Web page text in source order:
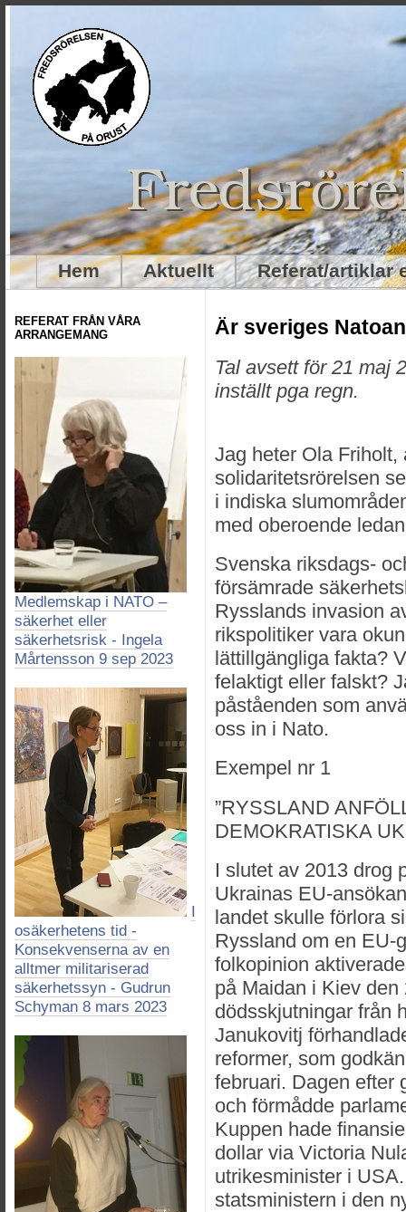
Hem Aktuellt Referat/
REFERAT FRÅN VÅRA
ARRANGEMANG
Medlemskap i NATO –
säkerhet eller
säkerhetsrisk - Ingela
Mårtensson 9 sep 2023
I
osäkerhetens tid -
Konsekvenserna av en
alltmer militariserad
säkerhetssyn - Gudrun
Schyman 8 mars 2023
Är sveriges
Tal avsett för 21 maj
inställt pga regn.
Jag heter Ola Friholt,
solidaritetsrörelsen
i indiska
med oberoende
Svenska riksdags-
försämrade
Rysslands invasion
rikspolitiker vara
lättillgängliga fakta?
felaktigt eller falskt?
påståenden som
oss in i Nato.
Exempel nr 1
”RYSSLAND
DEMOKRATISKA
I slutet av 2013 drog
Ukrainas EU-
landet skulle förlora
Ryssland om en EU-
folkopinion
på Maidan i Kiev
dödsskjutningar från
Janukovitj
reformer, som
februari. Dagen efter
och förmådde
Kuppen hade
dollar via Victoria
utrikesminister i
statsministern i den